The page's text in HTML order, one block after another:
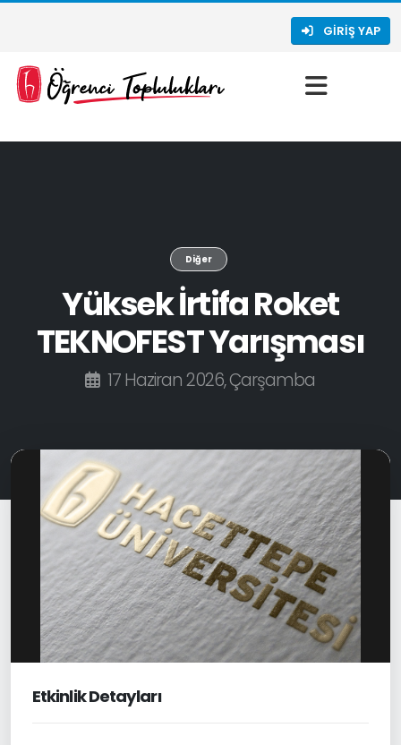
GIRIŞ YAP
Diğer
Yüksek İrtifa Roket
TEKNOFEST Yarışması
17 Haziran 2026, Çarşamba
Etkinlik Detayları